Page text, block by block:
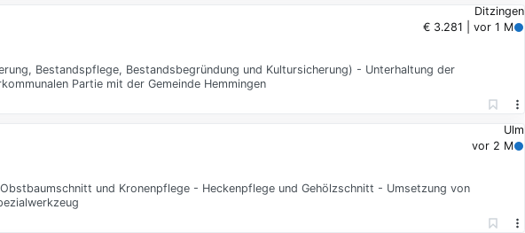
Ditzingen
€ 3.281 | vor 1 M
Bestandspflege, Bestandsbegründung und Kultursicherung) - Unterhaltung der
Partie mit der Gemeinde Hemmingen
Ulm
vor 2 M
und Kronenpflege - Heckenpflege und Gehölzschnitt - Umsetzung von